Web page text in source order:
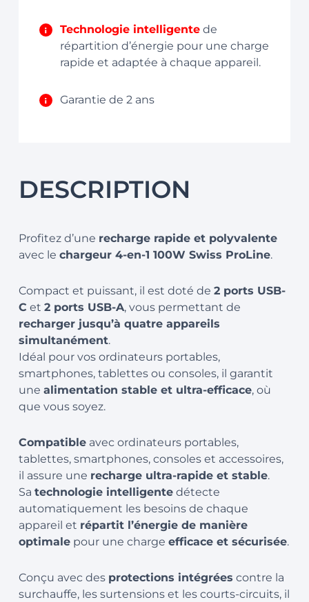
Technologie intelligentede
répartition d’énergie pour une charge
rapide et adaptée à chaque appareil.
Garantie de 2 ans
DESCRIPTION
Profitez d’une recharge rapide et polyvalente
avec le chargeur 4-en-1 100W Swiss ProLine.
Compact et puissant, il est doté de 2 ports USB-
C et 2 ports USB-A, vous permettant de
recharger jusqu’à quatre appareils
simultanément.
Idéal pour vos ordinateurs portables,
smartphones, tablettes ou consoles, il garantit
une alimentation stable et ultra-efficace, où
que vous soyez.
Compatibleavec ordinateurs portables,
tablettes, smartphones, consoles et accessoires,
il assure une recharge ultra-rapide et stable.
Sa technologie intelligentedétecte
automatiquement les besoins de chaque
appareil et répartit l’énergie de manière
optimalepour une charge efficace et sécurisée.
Conçu avec des protections intégrées contre la
surchauffe, les surtensions et les courts-circuits, il